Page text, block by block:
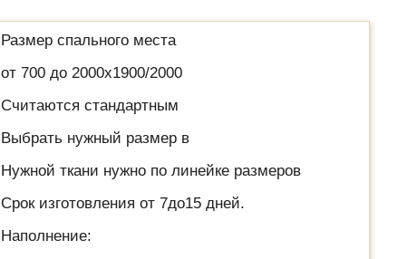
Размер спального места
от 700 до 2000х1900/2000
Считаются стандартным
Выбрать нужный размер в
Нужной ткани нужно по линейке размеров
Срок изготовления от 7до15 дней.
Наполнение: